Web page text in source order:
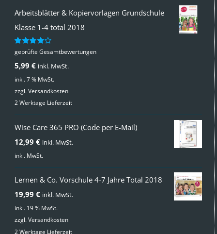
Arbeitsblätter & Kopiervorlagen Grundschule
Klasse 1-4 total 2018
Bewertet
von 5
geprüfte Gesamtbewertungen
5,99 € inkl. MwSt.
inkl. 7 % MwSt.
zzgl.Versandkosten
2 Werktage Lieferzeit
Wise Care 365 PRO (Code per E-Mail)
12,99 € inkl. MwSt.
inkl. MwSt.
Lernen & Co. Vorschule 4-7 Jahre Total 2018
19,99 € inkl. MwSt.
inkl. 19 % MwSt.
zzgl.Versandkosten
2 Werktage Lieferzeit